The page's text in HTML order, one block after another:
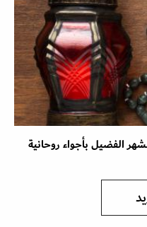
الفضيل بأجواء روحانية